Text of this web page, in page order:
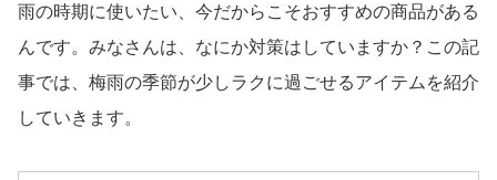
雨の時期に使いたい、今だからこそおすすめの商品がある
んです。みなさんは、なにか対策はしていますか？この記
事では、梅雨の季節が少しラクに過ごせるアイテムを紹介
していきます。